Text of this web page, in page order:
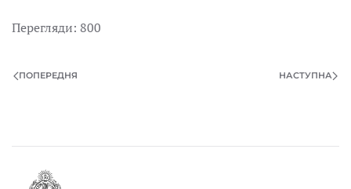
Перегляди: 800
ПОПЕРЕДНЯ НАСТУПНА